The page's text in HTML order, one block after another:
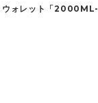
ォレット「2000ML-